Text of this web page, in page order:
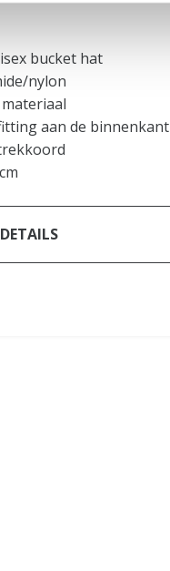
bucket hat
nylon
aan de binnenkant